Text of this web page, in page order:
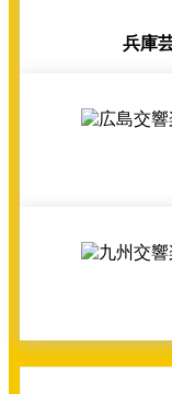
兵庫